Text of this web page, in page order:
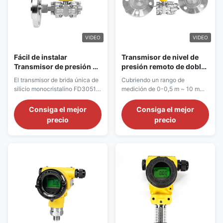
VIDEO
Fácil de instalar
Transmisor de presión de
brida única de carcasa
universal resistente a la
líquido / vapor
El transmisor de brida única de
silicio monocristalino FD3051S
es un dispositivo de medición
de presión/nivel para
escenarios industriales, que
presenta una estructura de
Consiga el mejor
precio
VIDEO
Transmisor de nivel de
presión remoto de doble
brida 4 ∙ 20 mA para
contenedores cerrados
Cubriendo un rango de
medición de 0-0,5 m ~ 10 m
con una relación de reducción
de 40:1, logra una precisión
integral de 0,25 % ~ 0,5 % FS y
una estabilidad a largo plazo
Consiga el mejor
precio